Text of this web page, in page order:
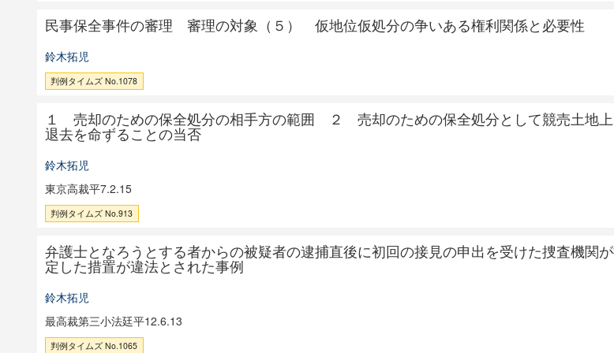
民事保全事件の審理 審理の対象（５） 仮地位仮処分の争いある権利関係と必要性
鈴木拓児
判例タイムズ No.1078
１ 売却のための保全処分の相手方の範囲 ２ 売却のための保全処分として競売土地
退去を命ずることの当否
鈴木拓児
東京高裁平7.2.15
判例タイムズ No.913
弁護士となろうとする者からの被疑者の逮捕直後に初回の接見の申出を受けた捜査機関
定した措置が違法とされた事例
鈴木拓児
最高裁第三小法廷平12.6.13
判例タイムズ No.1065